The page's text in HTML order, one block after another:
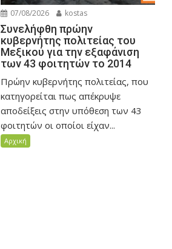
07/08/2026 kostas
Συνελήφθη πρώην
κυβερνήτης πολιτείας του
Μεξικού για την εξαφάνιση
των 43 φοιτητών το 2014
Πρώην κυβερνήτης πολιτείας, που
κατηγορείται πως απέκρυψε
αποδείξεις στην υπόθεση των 43
φοιτητών οι οποίοι είχαν...
Αρχική